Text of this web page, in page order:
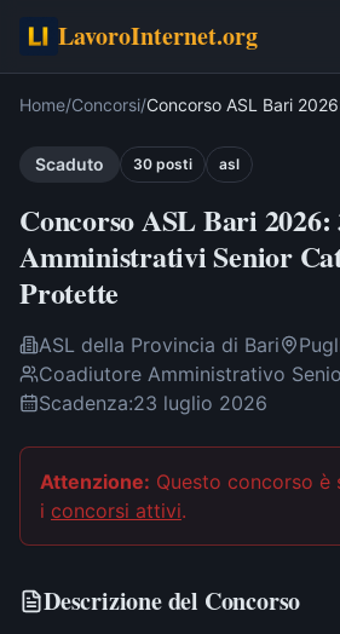
LavoroInternet.org
Home/Concorsi/Concorso ASL Bari
Scaduto
30 posti asl
Concorso ASL Bari
Amministrativi Senior
Protette
ASL della Provincia di Bari
Coadiutore Amministrativo
Scadenza:23 luglio 2026
Attenzione: Questo concorso è
i concorsi attivi.
Descrizione del Concorso